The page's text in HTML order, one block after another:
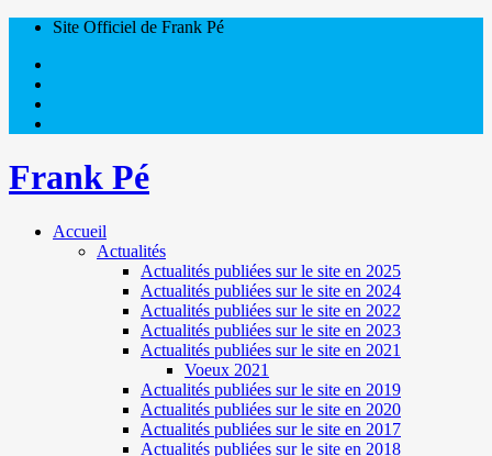
Site Officiel de Frank Pé
Frank Pé
Accueil
Actualités
Actualités publiées sur le site en 2025
Actualités publiées sur le site en 2024
Actualités publiées sur le site en 2022
Actualités publiées sur le site en 2023
Actualités publiées sur le site en 2021
Voeux 2021
Actualités publiées sur le site en 2019
Actualités publiées sur le site en 2020
Actualités publiées sur le site en 2017
Actualités publiées sur le site en 2018